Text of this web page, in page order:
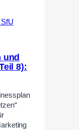
und
8):